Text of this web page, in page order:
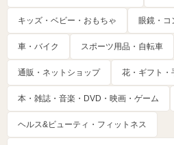
キッズ・ベビー・おもちゃ 眼鏡・コ
車・バイク スポーツ用品・自転車
通販・ネットショップ 花・ギフト・
本・雑誌・音楽・DVD・映画・ゲーム
ヘルス&ビューティ・フィットネス